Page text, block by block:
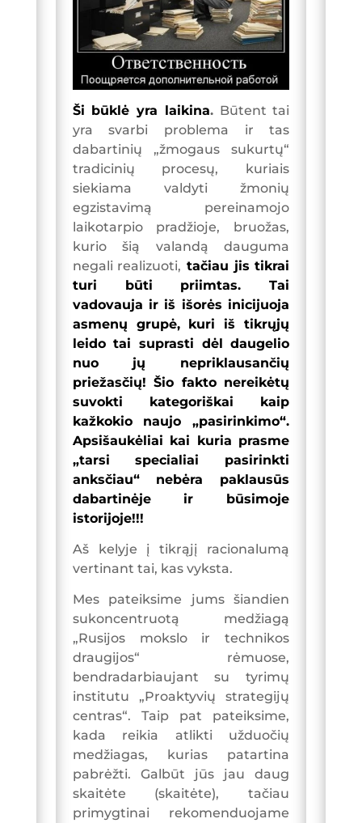
Ši būklė yra laikina.Būtent tai
yra svarbi problema ir tas
dabartinių „žmogaus sukurtų“
tradicinių procesų, kuriais
siekiama valdyti žmonių
egzistavimą pereinamojo
laikotarpio pradžioje, bruožas,
kurio šią valandą dauguma
negali realizuoti, tačiau jis tikrai
turi būti priimtas. Tai
vadovauja ir iš išorės inicijuoja
asmenų grupė, kuri iš tikrųjų
leido tai suprasti dėl daugelio
nuo jų nepriklausančių
priežasčių! Šio fakto nereikėtų
suvokti kategoriškai kaip
kažkokio naujo „pasirinkimo“.
Apsišaukėliai kai kuria prasme
„tarsi specialiai pasirinkti
anksčiau“ nebėra paklausūs
dabartinėje ir būsimoje
istorijoje!!!
Aš kelyje į tikrąjį racionalumą
vertinant tai, kas vyksta.
Mes pateiksime jums šiandien
sukoncentruotą medžiagą
„Rusijos mokslo ir technikos
draugijos“ rėmuose,
bendradarbiaujant su tyrimų
institutu „Proaktyvių strategijų
centras“. Taip pat pateiksime,
kada reikia atlikti užduočių
medžiagas, kurias patartina
pabrėžti. Galbūt jūs jau daug
skaitėte (skaitėte), tačiau
primygtinai rekomenduojame